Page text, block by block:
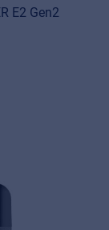
E2 Gen2